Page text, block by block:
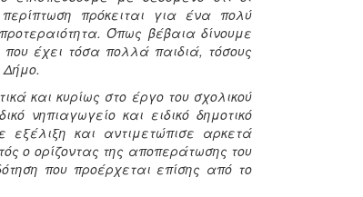
πρόκειται για ένα πολύ
Όπως βέβαια δίνουμε
έχει τόσα πολλά παιδιά, τόσους
Δήμο.
και κυρίως στο έργο του σχολικού
νηπιαγωγείο και ειδικό δημοτικό
εξέλιξη και αντιμετώπισε αρκετά
ο ορίζοντας της αποπεράτωσης του
που προέρχεται επίσης από το